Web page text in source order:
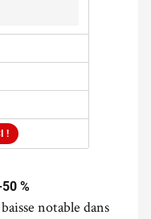
!
%
notable dans